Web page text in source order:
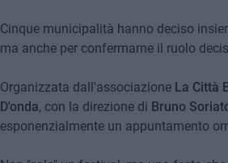
Cinque municipalità hanno deciso
ma anche per confermarne il ruolo
Organizzata dall'associazione La Città
D'onda, con la direzione di Bruno
esponenzialmente un appuntamento